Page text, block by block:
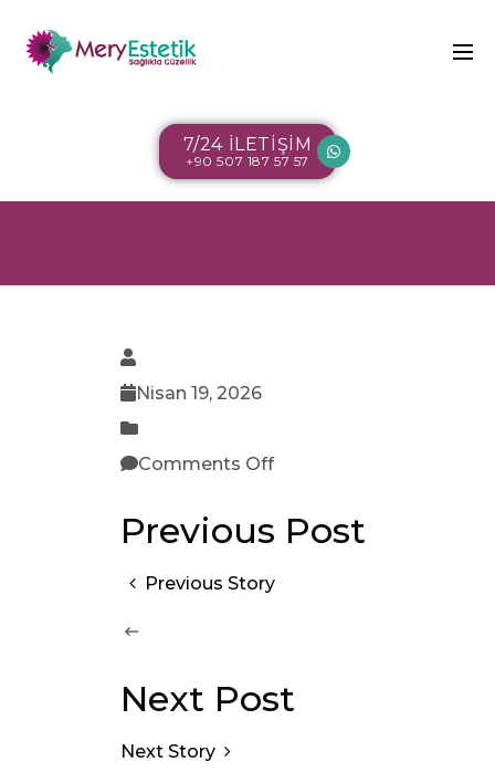
7/24 İLETİŞİM
+90 507 187 57 57
Nisan 19, 2026
Comments Off
Previous Post
Previous Story
Next Post
Next Story